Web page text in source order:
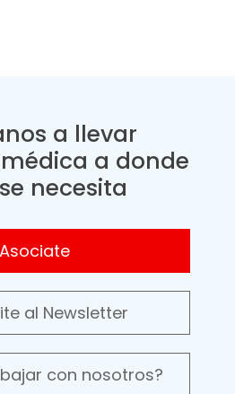
a llevar
a donde
necesita
Asociate
al Newsletter
con nosotros?